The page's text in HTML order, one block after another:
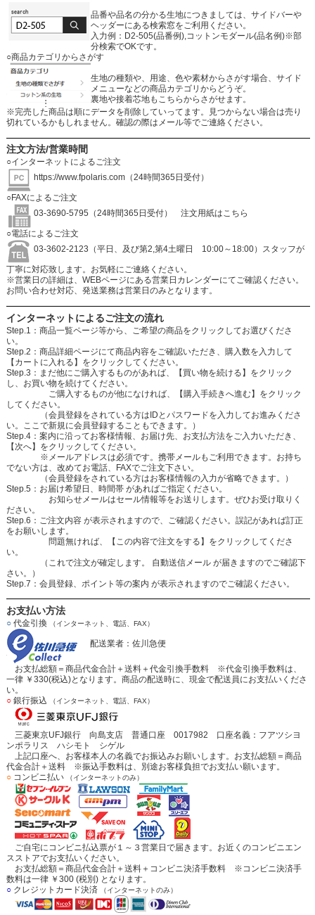
品番や品名の分かる生地につきましては、サイドバーや
ヘッダーにある検索窓をご利用ください。
入力例：D2-505(品番例),コットンモダール(品名例)※部
分検索でOKです。
○商品カテゴリからさがす
生地の種類や、用途、色や素材からさがす場合、サイド
メニューなどの商品カテゴリからどうぞ。
裏地や接着芯地もこちらからさがせます。
※完売した商品は順にデータを削除していってます。見つからない場合は売り
切れているかもしれません。確認の際はメール等でご連絡ください。
注文方法/営業時間
○インターネットによるご注文
https://www.fpolaris.com（24時間365日受付）
○FAXによるご注文
03-3690-5795（24時間365日受付）
注文用紙はこちら
○電話によるご注文
03-3602-2123（平日、及び第2,第4土曜日 10:00～18:00）スタッフが
丁寧に対応致します。お気軽にご連絡ください。
※営業日の詳細は、WEBページにある営業日カレンダーにてご確認ください。
お問い合わせ対応、発送業務は営業日のみとなります。
インターネットによるご注文の流れ
Step.1：商品一覧ページ等から、ご希望の商品をクリックしてお選びくださ
い。
Step.2：商品詳細ページにて商品内容をご確認いただき、購入数を入力して
【カートに入れる】をクリックしてください。
Step.3：まだ他にご購入するものがあれば、【買い物を続ける】をクリック
し、お買い物を続けてください。
ご購入するものが他になければ、【購入手続きへ進む】をクリック
してください。
（会員登録をされている方はIDとパスワードを入力してお進みくださ
い。ここで新規に会員登録することもできます。）
Step.4：案内に沿ってお客様情報、お届け先、お支払方法をご入力いただき、
【次へ】をクリックしてください。
※メールアドレスは必須です。携帯メールもご利用できます。お持ち
でない方は、改めてお電話、FAXでご注文下さい。
（会員登録をされている方はお客様情報の入力が省略できます。）
Step.5：お届け希望日、時間帯 があればご指定ください。
お知らせメールはセール情報等をお送りします。ぜひお受け取りく
ださい。
Step.6：ご注文内容 が表示されますので、ご確認ください。誤記があれば訂正
をお願いします。
問題無ければ、【この内容で注文をする】をクリックしてくださ
い。
（これで注文が確定します。 自動送信メール が届きますのでご確認下
さい。）
Step.7：会員登録、ポイント等の案内 が表示されますのでご確認ください。
お支払い方法
○代金引換 （インターネット、電話、FAX）
配送業者：佐川急便
お支払総額＝商品代金合計＋送料＋代金引換手数料 ※代金引換手数料は、
一律 ￥330(税込)となります。商品の配送時に、現金で配送員にお支払いくださ
い。
○銀行振込 （インターネット、電話、FAX）
三菱東京UFJ銀行 向島支店 普通口座 0017982 口座名義：フアツシヨ
ンポラリス ハシモト シゲル
上記口座へ、お客様本人の名義でお振込みお願いします。お支払総額＝商品
代金合計＋送料 ※振込手数料は、別途お客様負担でお支払い願います。
○コンビニ払い （インターネットのみ）
ご自宅にコンビニ払込票が１～３営業日で届きます。お近くのコンビニエン
スストアでお支払いください。
お支払総額＝商品代金合計＋送料＋コンビニ決済手数料 ※コンビニ決済手
数料は一律 ￥300 (税別) となります。
○クレジットカード決済 （インターネットのみ）